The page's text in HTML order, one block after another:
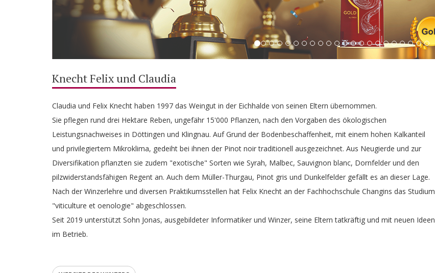
Knecht Felix und Claudia
Claudia und Felix Knecht haben 1997 das Weingut in der Eichhalde von seinen Eltern übernommen.
Sie pflegen rund drei Hektare Reben, ungefähr 15'000 Pflanzen, nach den Vorgaben des ökologischen
Leistungsnachweises in Döttingen und Klingnau. Auf Grund der Bodenbeschaffenheit, mit einem hohen Kalkanteil
und privilegiertem Mikroklima, gedeiht bei ihnen der Pinot noir traditionell ausgezeichnet. Aus Neugierde und zur
Diversifikation pflanzten sie zudem "exotische" Sorten wie Syrah, Malbec, Sauvignon blanc, Dornfelder und den
pilzwiderstandsfähigen Regent an. Auch dem Müller-Thurgau, Pinot gris und Dunkelfelder gefällt es an dieser Lage.
Nach der Winzerlehre und diversen Praktikumsstellen hat Felix Knecht an der Fachhochschule Changins das Studium
"viticulture et oenologie" abgeschlossen.
Seit 2019 unterstützt Sohn Jonas, ausgebildeter Informatiker und Winzer, seine Eltern tatkräftig und mit neuen Ideen
im Betrieb.